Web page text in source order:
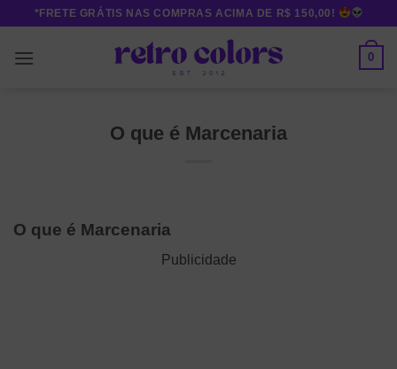
content
*FRETE GRÁTIS NAS COMPRAS ACIMA DE R$ 150,00!
0
O que é Marcenaria
O que é Marcenaria
Publicidade